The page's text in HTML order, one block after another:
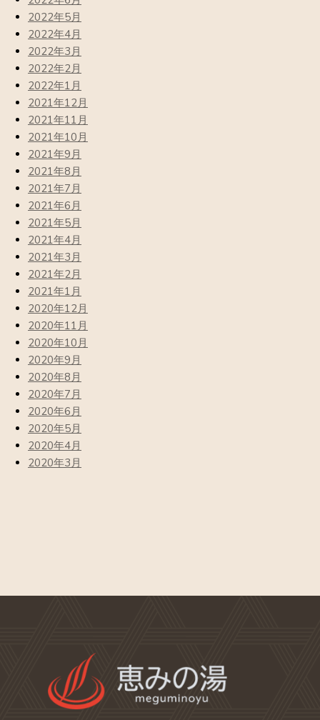
2022年5月
2022年4月
2022年3月
2022年2月
2022年1月
2021年12月
2021年11月
2021年10月
2021年9月
2021年8月
2021年7月
2021年6月
2021年5月
2021年4月
2021年3月
2021年2月
2021年1月
2020年12月
2020年11月
2020年10月
2020年9月
2020年8月
2020年7月
2020年6月
2020年5月
2020年4月
2020年3月